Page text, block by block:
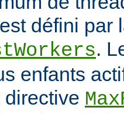
défini par
.
enfants